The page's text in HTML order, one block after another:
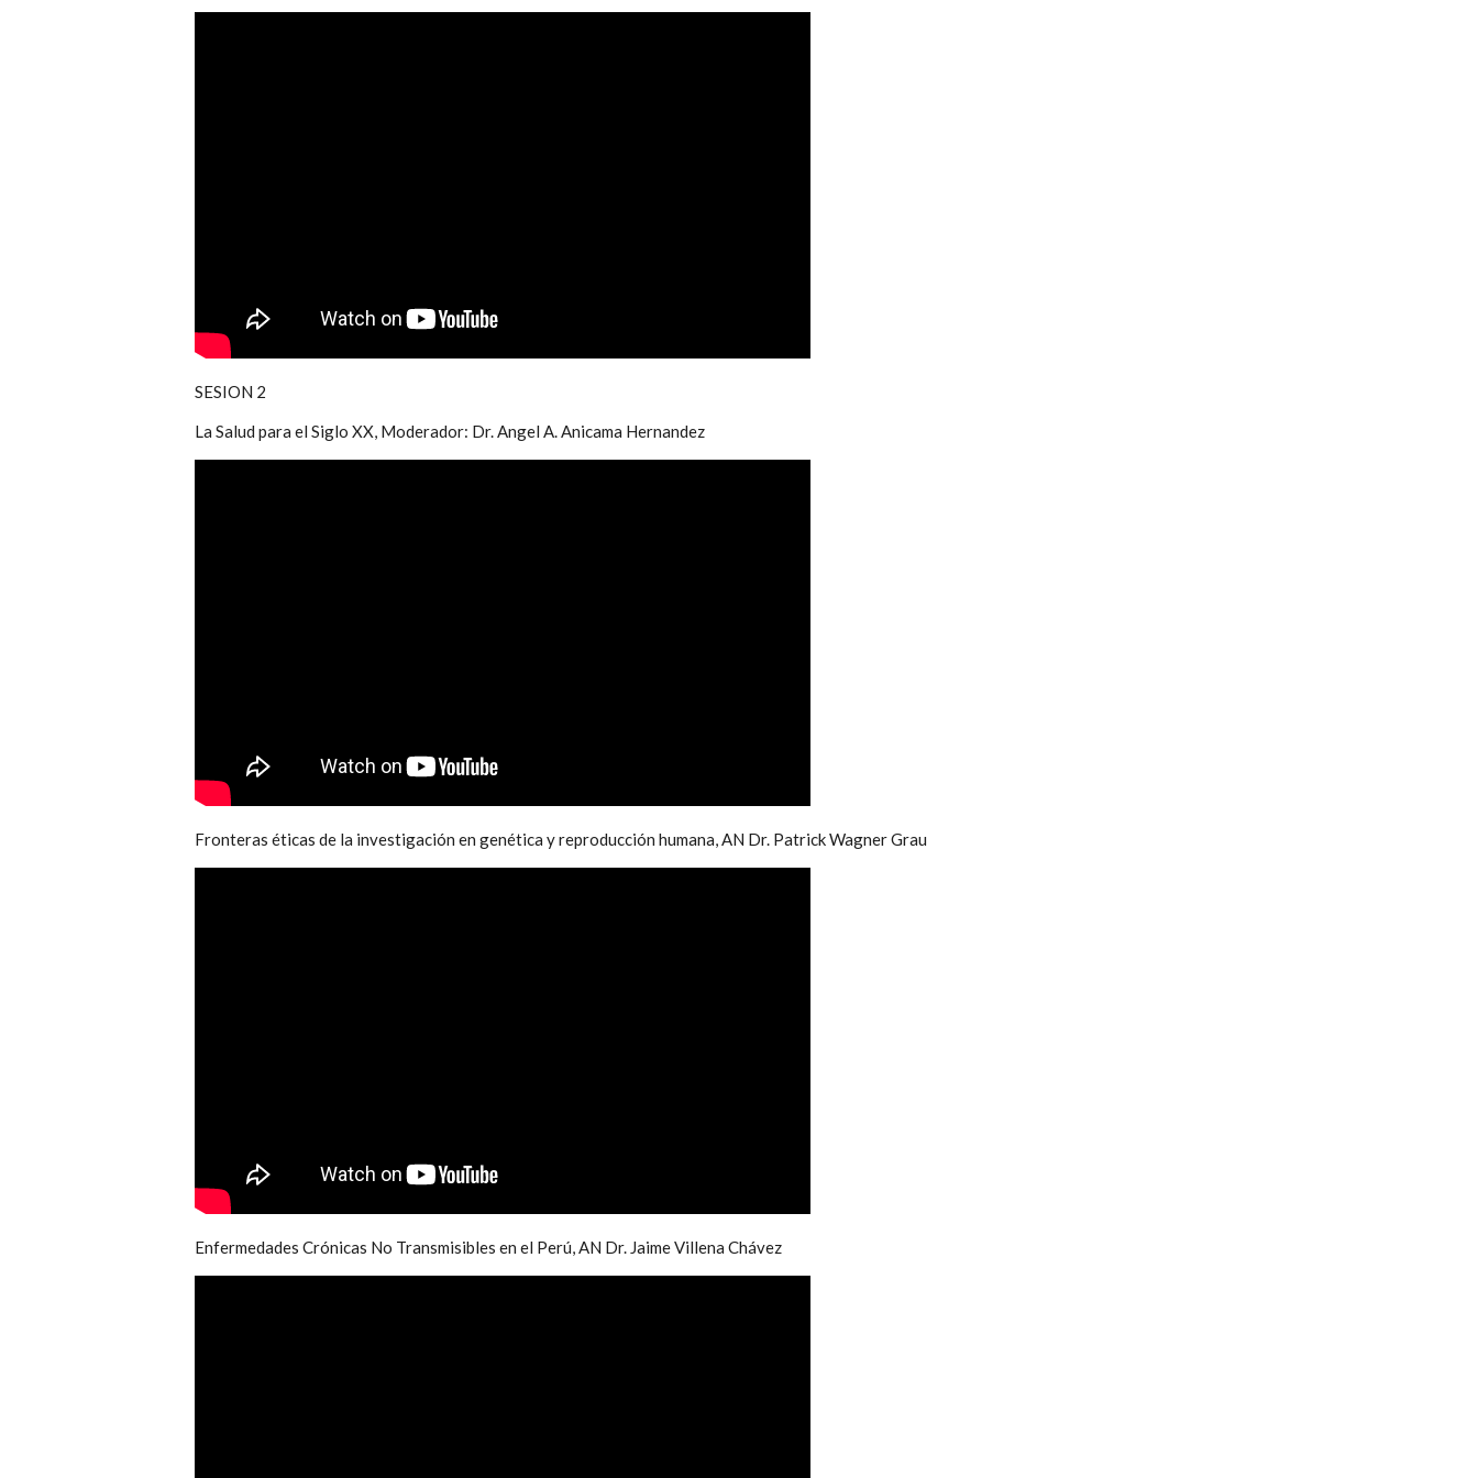
SESION 2
La Salud para el Siglo XX, Moderador: Dr. Angel A. Anicama Hernandez
Fronteras éticas de la investigación en genética y reproducción humana, AN Dr. Patrick Wagner Grau
Enfermedades Crónicas No Transmisibles en el Perú, AN Dr. Jaime Villena Chávez